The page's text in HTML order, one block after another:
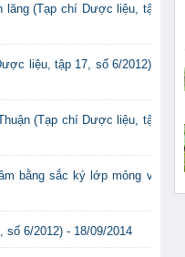
(Tạp chí Dược liệu, tập
liệu, tập 17, số 6/2012) -
(Tạp chí Dược liệu, tập
bằng sắc ký lớp mỏng và
6/2012) - 18/09/2014